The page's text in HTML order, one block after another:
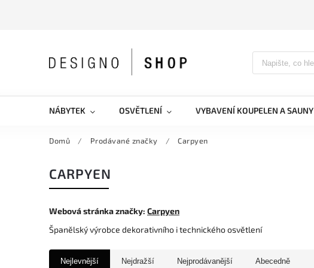
NÁBYTEK OSVĚTLENÍ VYBAVENÍ KOUPELEN A SAUNY
Domů / Prodávané značky / Carpyen
CARPYEN
Webová stránka značky: Carpyen
Španělský výrobce dekorativního i technického osvětlení
Nejlevnější Nejdražší Nejprodávanější Abecedně